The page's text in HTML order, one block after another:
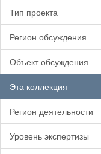
Тип проекта
Регион обсуждения
Объект обсуждения
Эта коллекция
Регион деятельности
Уровень экспертизы